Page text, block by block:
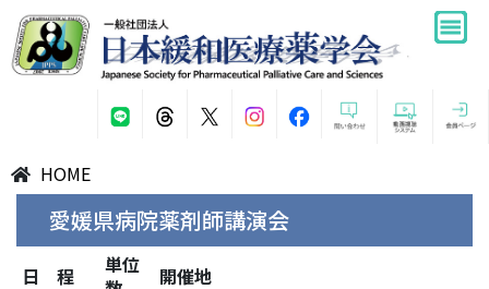
HOME
愛媛県病院薬剤師講演会
日 程
単位
開催地